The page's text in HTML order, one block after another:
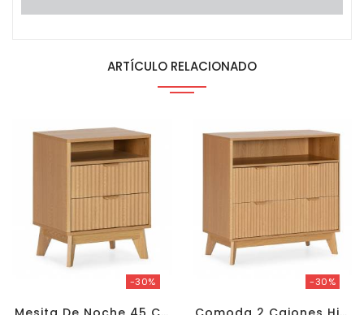
ARTÍCULO RELACIONADO
-30% -30%